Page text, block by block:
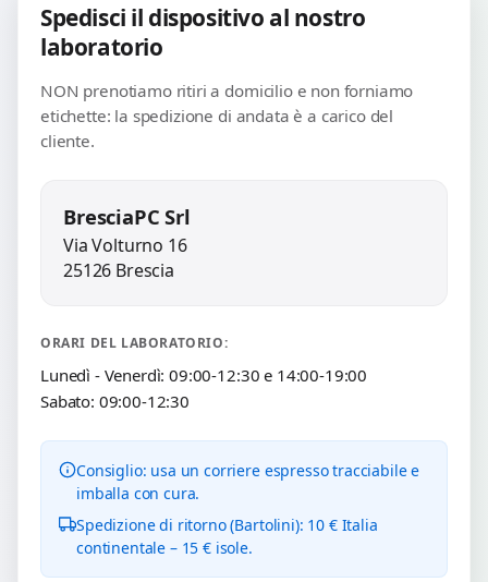
Spedisci il dispositivo al nostro
laboratorio
NON prenotiamo ritiri a domicilio e non forniamo
etichette: la spedizione di andata è a carico del
cliente.
BresciaPC Srl
Via Volturno 16
25126 Brescia
ORARI DEL LABORATORIO:
Lunedì - Venerdì: 09:00-12:30 e 14:00-19:00
Sabato: 09:00-12:30
Consiglio: usa un corriere espresso tracciabile e
imballa con cura.
Spedizione di ritorno (Bartolini): 10 € Italia
continentale – 15 € isole.